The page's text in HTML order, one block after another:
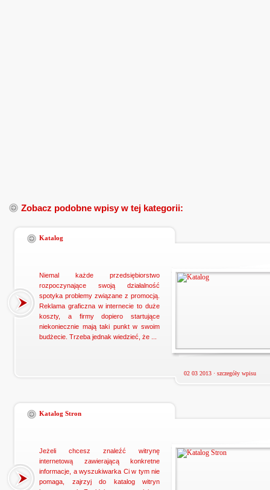
Zobacz podobne wpisy w tej kategorii:
Katalog
Niemal każde przedsiębiorstwo
rozpoczynające swoją działalność
spotyka problemy związane z promocją.
Reklama graficzna w internecie to duże
koszty, a firmy dopiero startujące
niekoniecznie mają taki punkt w swoim
budżecie. Trzeba jednak wiedzieć, że ...
02 03 2013 · szczegóły wpisu
Katalog Stron
Jeżeli chcesz znaleźć witrynę
internetową zawierającą konkretne
informacje, a wyszukiwarka Ci w tym nie
pomaga, zajrzyj do katalog witryn